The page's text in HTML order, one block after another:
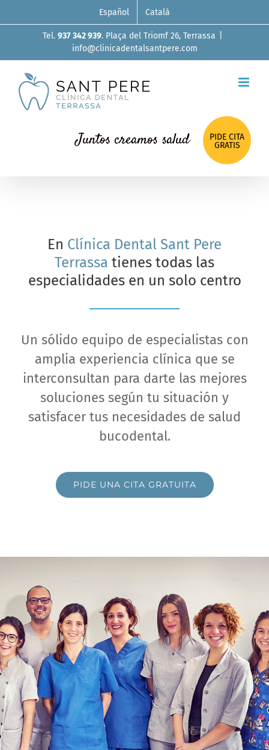
to
Español Català
Tel. 937 342 939. Plaça del Triomf 26, Terrassa
info@clinicadentalsantpere.com
Juntos creamos salud
PIDE CITA
GRATIS
En Clínica Dental Sant Pere
Terrassa tienes todas las
especialidades en un solo centro
Un sólido equipo de especialistas con
amplia experiencia clínica que se
interconsultan para darte las mejores
soluciones según tu situación y
satisfacer tus necesidades de salud
bucodental.
PIDE UNA CITA GRATUITA